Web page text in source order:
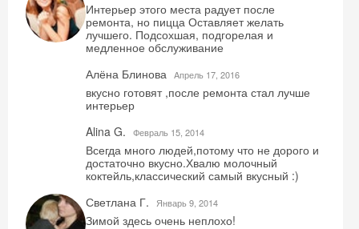
Интерьер этого места радует после
ремонта, но пицца Оставляет желать
лучшего. Подсохшая, подгорелая и
медленное обслуживание
Алёна Блинова Aпрель 17, 2016
вкусно готовят ,после ремонта стал лучше
интерьер
Alina G.
Февраль 15, 2014
Всегда много людей,потому что не дорого и
достаточно вкусно.Хвалю молочный
коктейль,классический самый вкусный :)
Светлана Г.
Январь 9, 2014
Зимой здесь очень неплохо!